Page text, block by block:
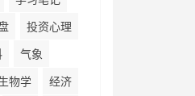
投资心理
气象
物学
经济